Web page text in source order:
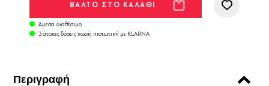
Άμεσα Διαθέσιμο
3 άτοκες δόσεις χωρίς πιστωτική με KLARNA
Περιγραφή